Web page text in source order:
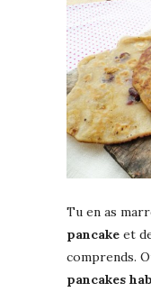
Tu en as
pancake et
comprends.
pancakes